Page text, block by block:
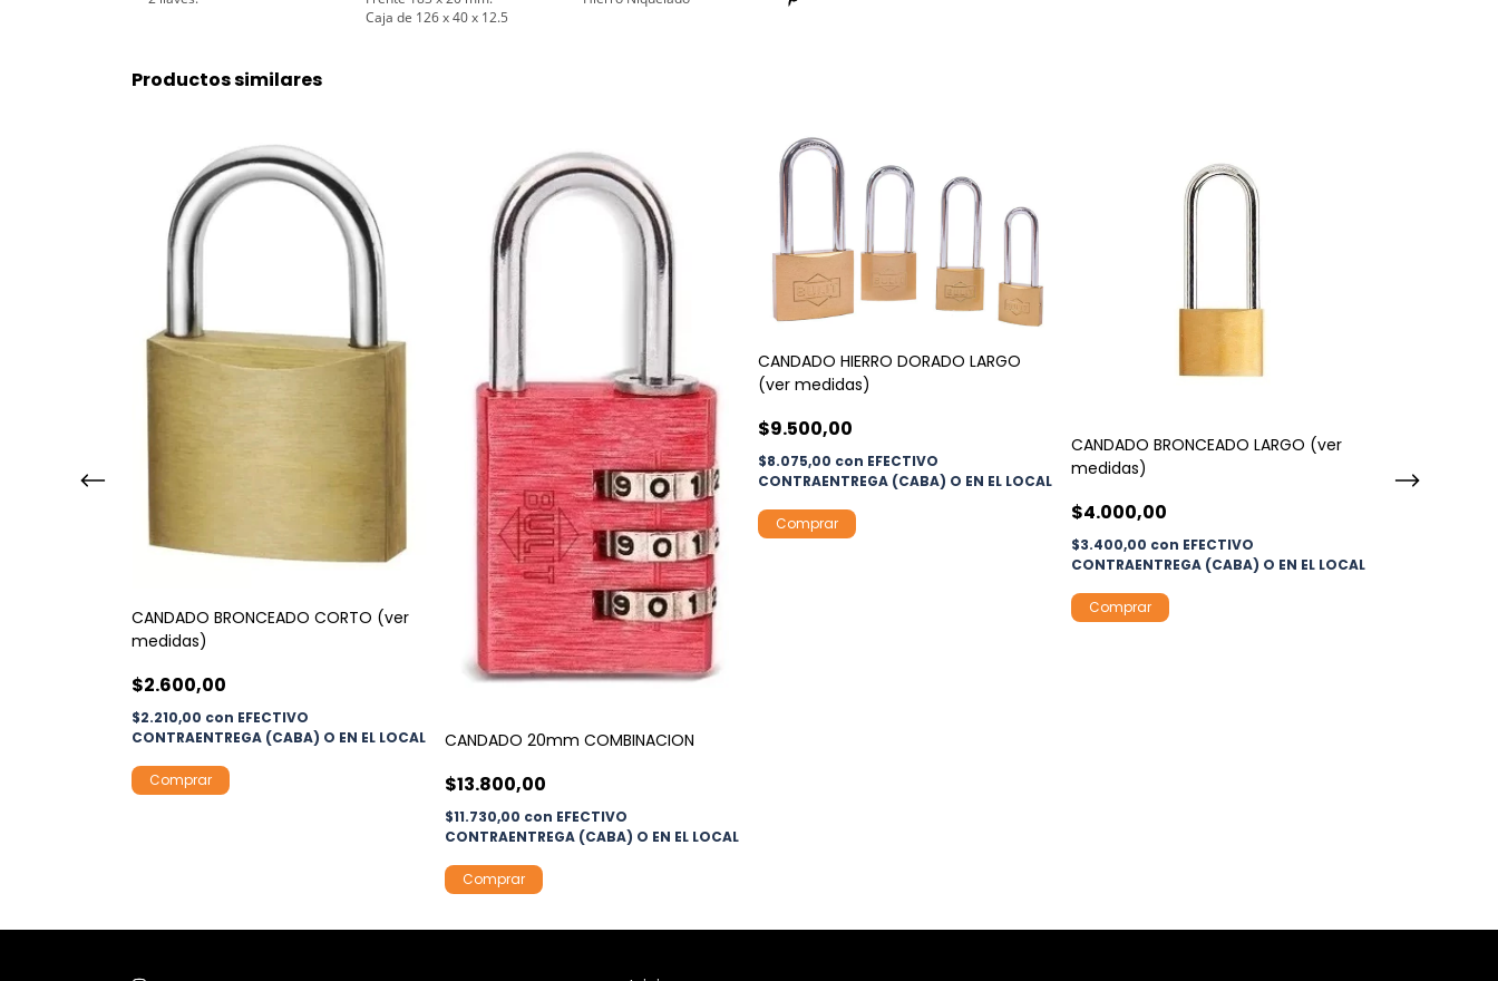
Caja de 126 x 40 x 12.5
Productos similares
CANDADO BRONCEADO CORTO (ver
medidas)
$2.600,00
$2.210,00 con EFECTIVO
CONTRAENTREGA (CABA) O EN EL LOCAL
Comprar
CANDADO 20mm COMBINACION
$13.800,00
$11.730,00 con EFECTIVO
CONTRAENTREGA (CABA) O EN EL LOCAL
CANDADO HIERRO DORADO LARGO
(ver medidas)
$9.500,00
$8.075,00 con EFECTIVO
CONTRAENTREGA (CABA) O EN EL LOCAL
Comprar
CANDADO BRONCEADO LARGO (ver
medidas)
$4.000,00
$3.400,00 con EFECTIVO
CONTRAENTREGA (CABA) O EN EL LOCAL
Comprar
$8.700,00